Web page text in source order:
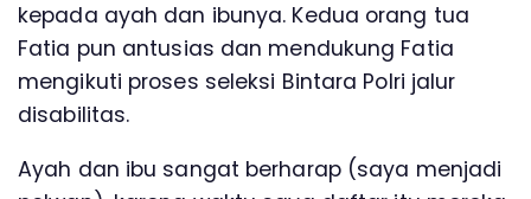
kepada ayah dan ibunya. Kedua orang tua
Fatia pun antusias dan mendukung Fatia
mengikuti proses seleksi Bintara Polri jalur
disabilitas.
Ayah dan ibu sangat berharap (saya menjadi